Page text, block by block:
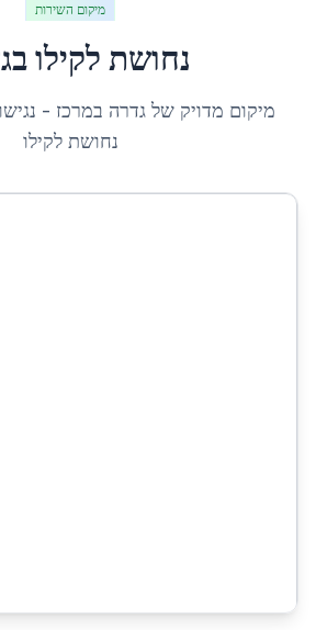
מיקום השירות
נחושת לקילוב
מיקום מדויק של גדרה במרכז -
נחושת לקילו